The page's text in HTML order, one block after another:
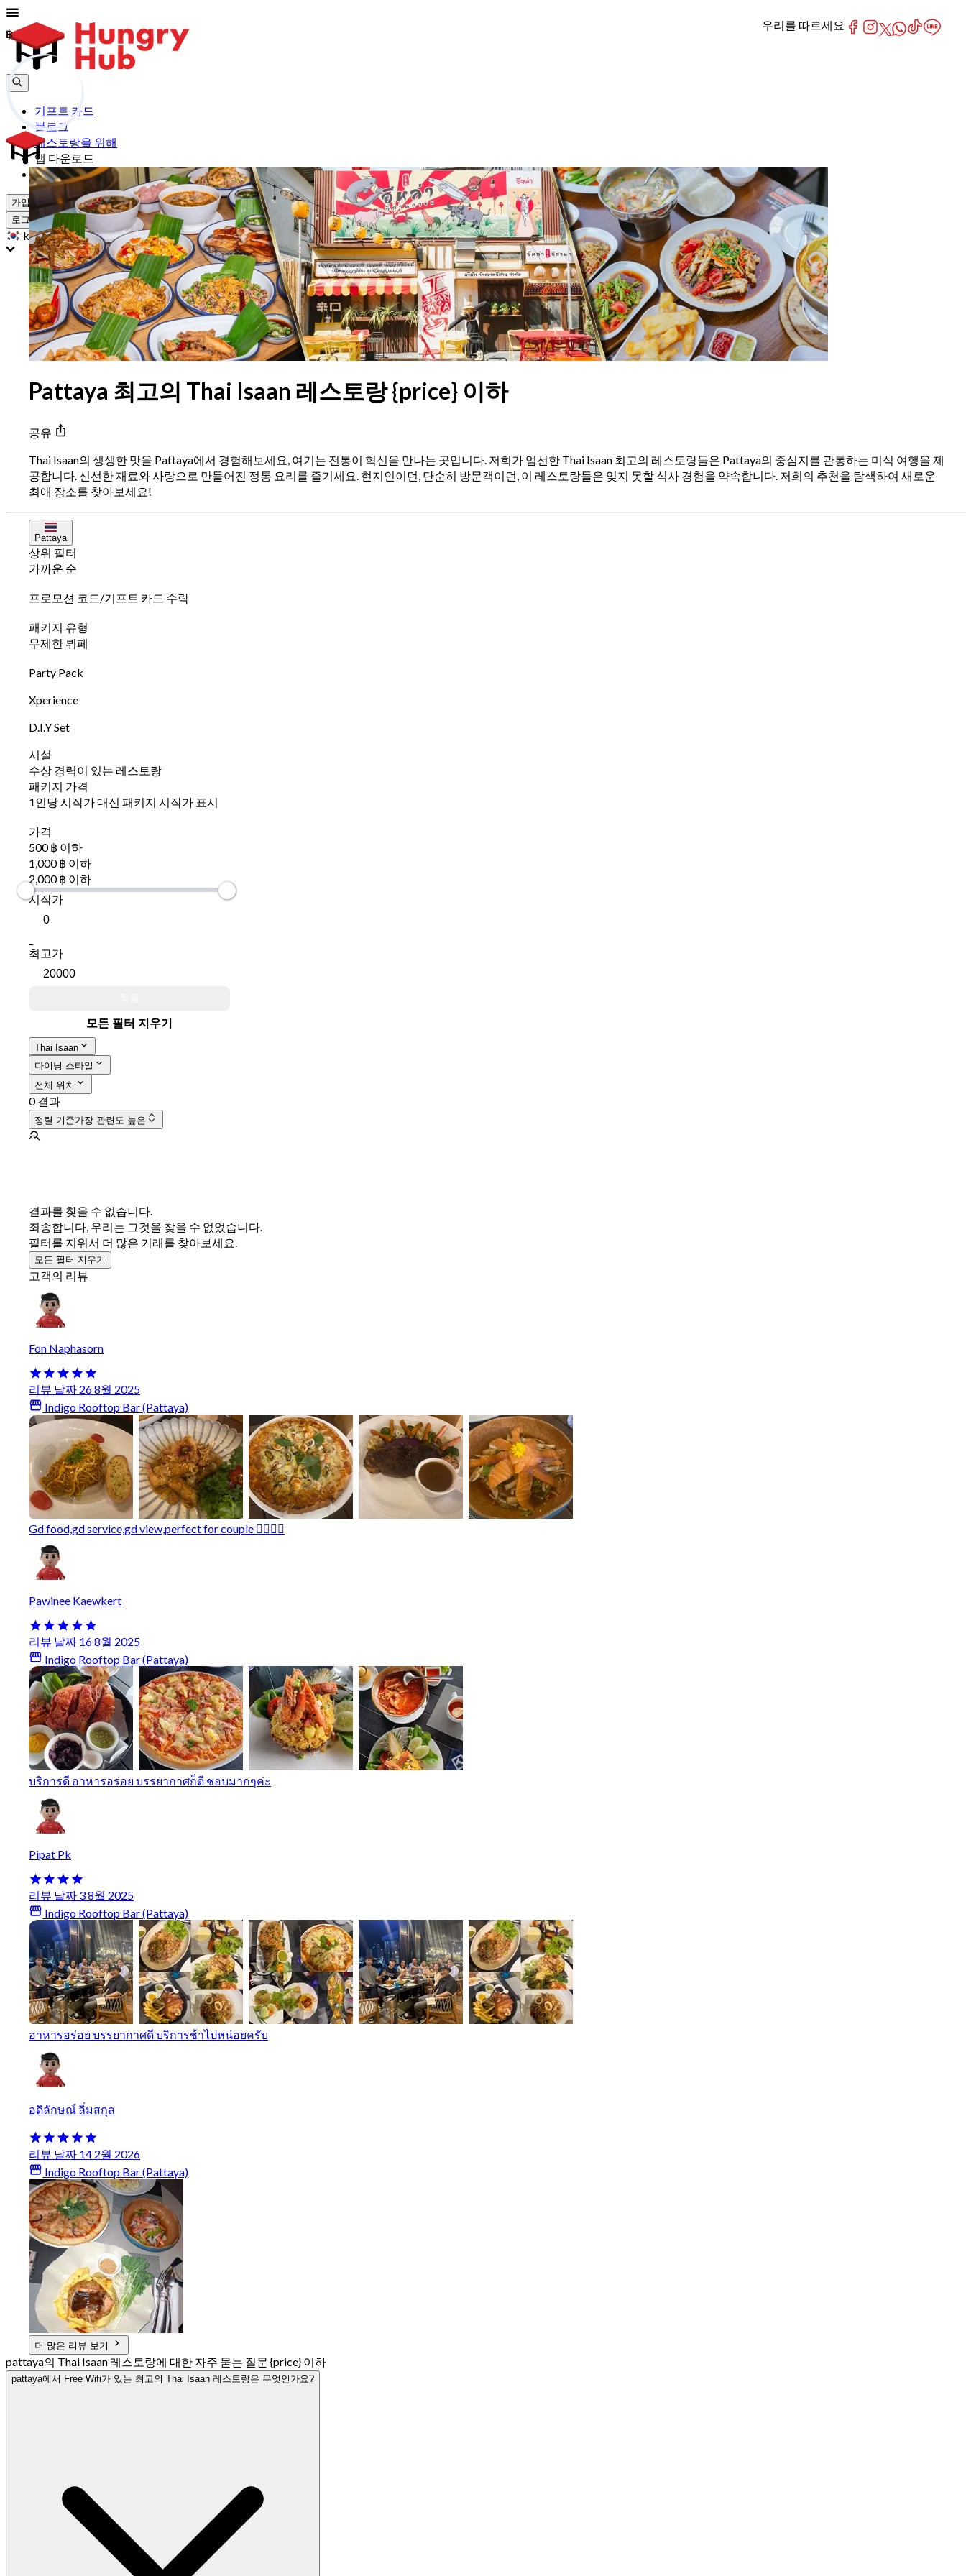
기프트 카드
블로그
레스토랑을 위해
앱 다운로드
도움
가입하기
로그인
kr
Pattaya 최고의 Thai Isaan 레스토랑 {price} 이하
공유
Thai Isaan의 생생한 맛을 Pattaya에서 경험해보세요, 여기는 전통이 혁신을 만나는 곳입니다. 저희가 엄선한 Thai Isaan 최고의 레스토랑들은 Pattaya의 중심지를 관통하는 미식 여행을 제
공합니다. 신선한 재료와 사랑으로 만들어진 정통 요리를 즐기세요. 현지인이던, 단순히 방문객이던, 이 레스토랑들은 잊지 못할 식사 경험을 약속합니다. 저희의 추천을 탐색하여 새로운
최애 장소를 찾아보세요!
Pattaya
상위 필터
가까운 순
프로모션 코드/기프트 카드 수락
패키지 유형
무제한 뷔페
Party Pack
Xperience
D.I.Y Set
시설
수상 경력이 있는 레스토랑
패키지 가격
1인당 시작가 대신 패키지 시작가 표시
가격
500 ฿ 이하
1,000 ฿ 이하
2,000 ฿ 이하
฿
시작가
฿
최고가
모든 필터 지우기
Thai Isaan
다이닝 스타일
전체 위치
0 결과
정렬 기준가장 관련도 높은
결과를 찾을 수 없습니다.
죄송합니다, 우리는 그것을 찾을 수 없었습니다.
필터를 지워서 더 많은 거래를 찾아보세요.
모든 필터 지우기
고객의 리뷰
Fon Naphasorn
리뷰 날짜 26 8월 2025
Indigo Rooftop Bar (Pattaya)
Gd food,gd service,gd view,perfect for couple 👍🏻👏🏻
Pawinee Kaewkert
리뷰 날짜 16 8월 2025
Indigo Rooftop Bar (Pattaya)
บริการดี อาหารอร่อย บรรยากาศก็ดี ชอบมากๆค่ะ
Pipat Pk
리뷰 날짜 3 8월 2025
Indigo Rooftop Bar (Pattaya)
อาหารอร่อย บรรยากาศดี บริการช้าไปหน่อยครับ
อดิลักษณ์ ลิ่มสกุล
리뷰 날짜 14 2월 2026
Indigo Rooftop Bar (Pattaya)
더 많은 리뷰 보기
pattaya의 Thai Isaan 레스토랑에 대한 자주 묻는 질문 {price} 이하
pattaya에서 Free Wifi가 있는 최고의 Thai Isaan 레스토랑은 무엇인가요?
우리를 따르세요